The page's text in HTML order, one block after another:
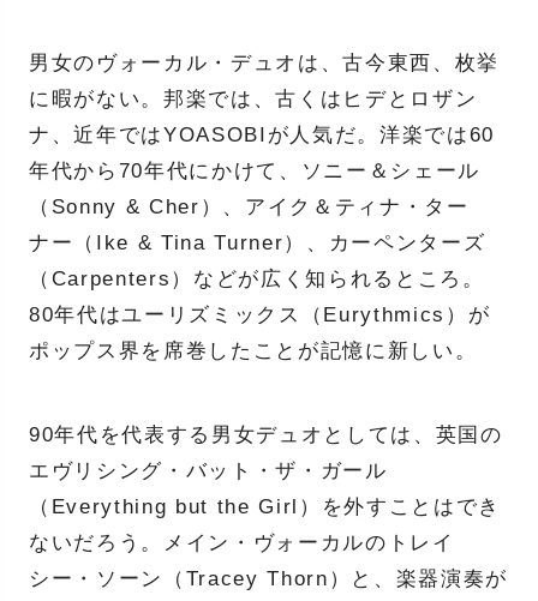
男女のヴォーカル・デュオは、古今東西、枚挙
に暇がない。邦楽では、古くはヒデとロザン
ナ、近年ではYOASOBIが人気だ。洋楽では60
年代から70年代にかけて、ソニー＆シェール
（Sonny & Cher）、アイク＆ティナ・ター
ナー（Ike & Tina Turner）、カーペンターズ
（Carpenters）などが広く知られるところ。
80年代はユーリズミックス（Eurythmics）が
ポップス界を席巻したことが記憶に新しい。
90年代を代表する男女デュオとしては、英国の
エヴリシング・バット・ザ・ガール
（Everything but the Girl）を外すことはでき
ないだろう。メイン・ヴォーカルのトレイ
シー・ソーン（Tracey Thorn）と、楽器演奏が